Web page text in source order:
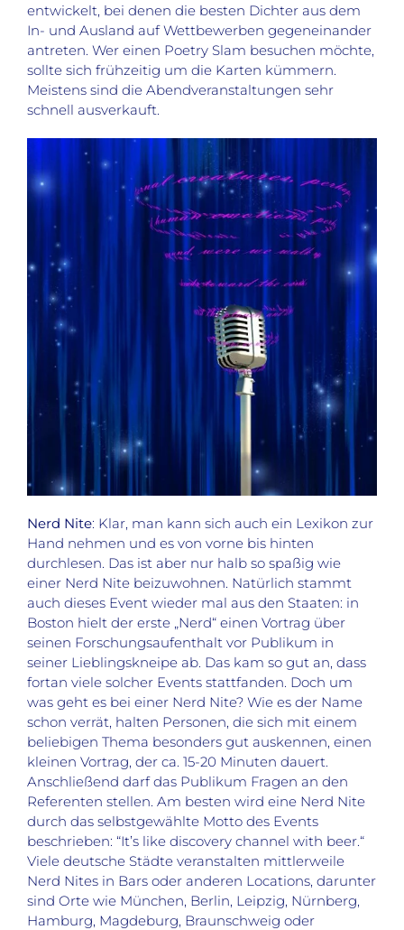
entwickelt, bei denen die besten Dichter aus dem
In- und Ausland auf Wettbewerben gegeneinander
antreten. Wer einen Poetry Slam besuchen möchte,
sollte sich frühzeitig um die Karten kümmern.
Meistens sind die Abendveranstaltungen sehr
schnell ausverkauft.
Nerd Nite: Klar, man kann sich auch ein Lexikon zur
Hand nehmen und es von vorne bis hinten
durchlesen. Das ist aber nur halb so spaßig wie
einer Nerd Nite beizuwohnen. Natürlich stammt
auch dieses Event wieder mal aus den Staaten: in
Boston hielt der erste „Nerd“ einen Vortrag über
seinen Forschungsaufenthalt vor Publikum in
seiner Lieblingskneipe ab. Das kam so gut an, dass
fortan viele solcher Events stattfanden. Doch um
was geht es bei einer Nerd Nite? Wie es der Name
schon verrät, halten Personen, die sich mit einem
beliebigen Thema besonders gut auskennen, einen
kleinen Vortrag, der ca. 15-20 Minuten dauert.
Anschließend darf das Publikum Fragen an den
Referenten stellen. Am besten wird eine Nerd Nite
durch das selbstgewählte Motto des Events
beschrieben: “It’s like discovery channel with beer.“
Viele deutsche Städte veranstalten mittlerweile
Nerd Nites in Bars oder anderen Locations, darunter
sind Orte wie München, Berlin, Leipzig, Nürnberg,
Hamburg, Magdeburg, Braunschweig oder